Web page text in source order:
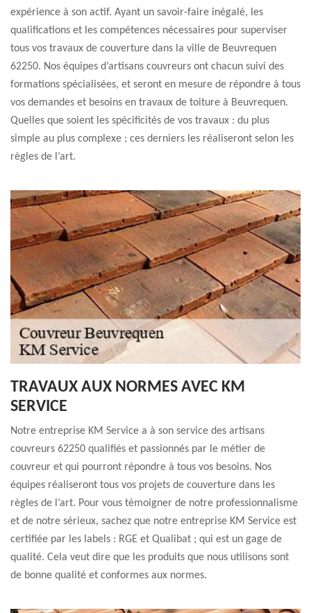
expérience à son actif. Ayant un savoir-faire inégalé, les
qualifications et les compétences nécessaires pour superviser
tous vos travaux de couverture dans la ville de Beuvrequen
62250. Nos équipes d’artisans couvreurs ont chacun suivi des
formations spécialisées, et seront en mesure de répondre à tous
vos demandes et besoins en travaux de toiture à Beuvrequen.
Quelles que soient les spécificités de vos travaux : du plus
simple au plus complexe ; ces derniers les réaliseront selon les
règles de l’art.
TRAVAUX AUX NORMES AVEC KM
SERVICE
Notre entreprise KM Service a à son service des artisans
couvreurs 62250 qualifiés et passionnés par le métier de
couvreur et qui pourront répondre à tous vos besoins. Nos
équipes réaliseront tous vos projets de couverture dans les
règles de l’art. Pour vous témoigner de notre professionnalisme
et de notre sérieux, sachez que notre entreprise KM Service est
certifiée par les labels : RGE et Qualibat ; qui est un gage de
qualité. Cela veut dire que les produits que nous utilisons sont
de bonne qualité et conformes aux normes.